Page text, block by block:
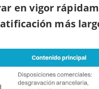
en vigor
más